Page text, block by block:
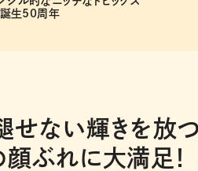
誕生50周年
せない輝きを放つ
ぶれに大満足！